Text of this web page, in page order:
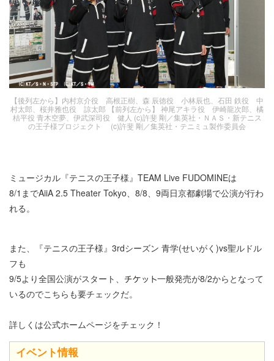
【後列左から】内村京介役 高根正樹、森 辰徳役 小林辰也、石田 鉄役 中
村太郎、桜井雅也役 諒太郎 【前列左から】 神尾アキラ役 伊崎龍次郎、橘
桔平役 青木空夢、伊武深司役 健人 (c)許斐 剛／集英社・ＮＡＳ・新テニス
の王子様プロジェクト (c)許斐 剛／集英社・テニミュ製作委員会
ミュージカル『テニスの王子様』TEAM Live FUDOMINEは
8/1までAiiA 2.5 Theater Tokyo、8/8、9両日京都劇場で公演が行わ
れる。
また、『テニスの王子様』3rdシーズン 青学(せいがく)vs聖ルドル
フも
9/5より全国公演がスタート、
一般発売が8/2からとなって
いるのでこちらも要チェックだ。
詳しくは公式ホームページをチェック！
イベント情報